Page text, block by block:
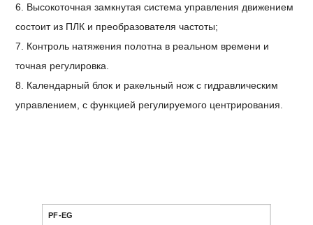
6. Высокоточная замкнутая система управления движением
состоит из ПЛК и преобразователя частоты;
7. Контроль натяжения полотна в реальном времени и
точная регулировка.
8. Календарный блок и ракельный нож с гидравлическим
управлением, с функцией регулируемого центрирования.
PF-EG